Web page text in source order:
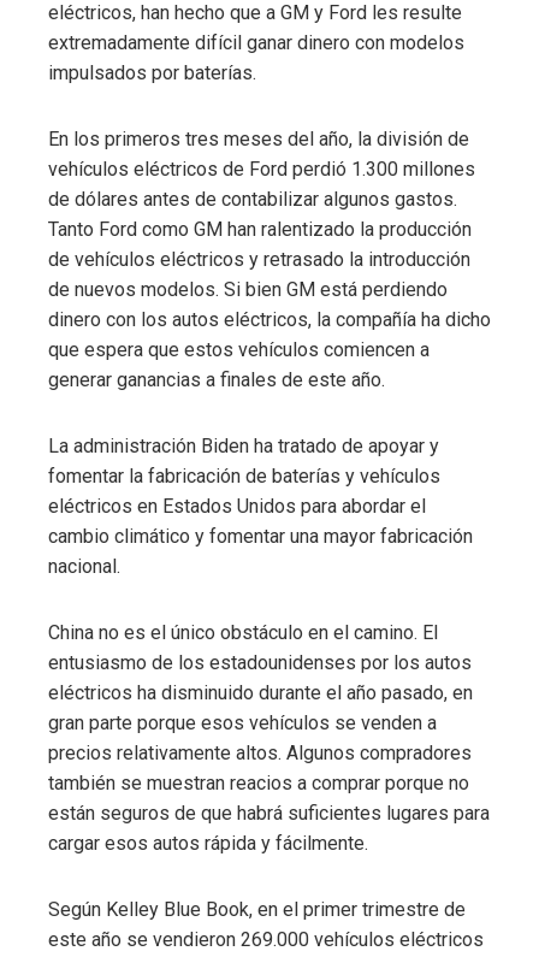
eléctricos, han hecho que a GM y Ford les resulte
extremadamente difícil ganar dinero con modelos
impulsados ​​por baterías.
En los primeros tres meses del año, la división de
vehículos eléctricos de Ford perdió 1.300 millones
de dólares antes de contabilizar algunos gastos.
Tanto Ford como GM han ralentizado la producción
de vehículos eléctricos y retrasado la introducción
de nuevos modelos. Si bien GM está perdiendo
dinero con los autos eléctricos, la compañía ha dicho
que espera que estos vehículos comiencen a
generar ganancias a finales de este año.
La administración Biden ha tratado de apoyar y
fomentar la fabricación de baterías y vehículos
eléctricos en Estados Unidos para abordar el
cambio climático y fomentar una mayor fabricación
nacional.
China no es el único obstáculo en el camino. El
entusiasmo de los estadounidenses por los autos
eléctricos ha disminuido durante el año pasado, en
gran parte porque esos vehículos se venden a
precios relativamente altos. Algunos compradores
también se muestran reacios a comprar porque no
están seguros de que habrá suficientes lugares para
cargar esos autos rápida y fácilmente.
Según Kelley Blue Book, en el primer trimestre de
este año se vendieron 269.000 vehículos eléctricos